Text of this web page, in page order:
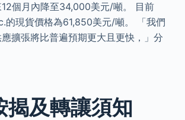
個月內降至34,000美元/噸。 目前
的現貨價格為61,850美元/噸。 「我們
擴張將比普遍預期更大且更快，」分
揭及轉讓須知